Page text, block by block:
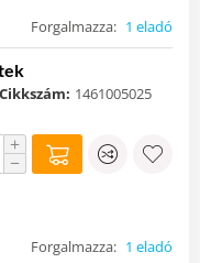
Forgalmazza: 1 eladó
Cikkszám: 1461005025
+
−
Forgalmazza: 1 eladó